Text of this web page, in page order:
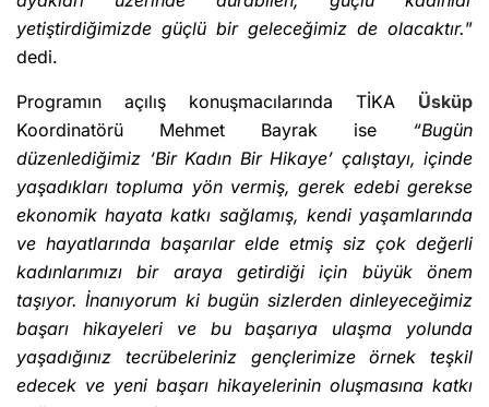
yetiştirdiğimizde güçlü bir geleceğimiz de olacaktır.”
dedi.
Programın açılış konuşmacılarında TİKA Üsküp
Koordinatörü Mehmet Bayrak ise “Bugün
düzenlediğimiz ‘Bir Kadın Bir Hikaye’ çalıştayı, içinde
yaşadıkları topluma yön vermiş, gerek edebi gerekse
ekonomik hayata katkı sağlamış, kendi yaşamlarında
ve hayatlarında başarılar elde etmiş siz çok değerli
kadınlarımızı bir araya getirdiği için büyük önem
taşıyor. İnanıyorum ki bugün sizlerden dinleyeceğimiz
başarı hikayeleri ve bu başarıya ulaşma yolunda
yaşadığınız tecrübeleriniz gençlerimize örnek teşkil
edecek ve yeni başarı hikayelerinin oluşmasına katkı